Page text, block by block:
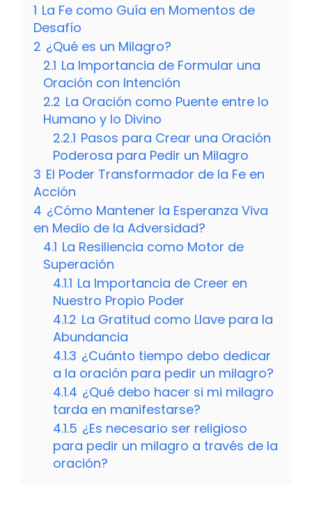
1 La Fe como Guía en Momentos de
Desafío
2 ¿Qué es un Milagro?
2.1 La Importancia de Formular una
Oración con Intención
2.2 La Oración como Puente entre lo
Humano y lo Divino
2.2.1 Pasos para Crear una Oración
Poderosa para Pedir un Milagro
3 El Poder Transformador de la Fe en
Acción
4 ¿Cómo Mantener la Esperanza Viva
en Medio de la Adversidad?
4.1 La Resiliencia como Motor de
Superación
4.1.1 La Importancia de Creer en
Nuestro Propio Poder
4.1.2 La Gratitud como Llave para la
Abundancia
4.1.3 ¿Cuánto tiempo debo dedicar
a la oración para pedir un milagro?
4.1.4 ¿Qué debo hacer si mi milagro
tarda en manifestarse?
4.1.5 ¿Es necesario ser religioso
para pedir un milagro a través de la
oración?